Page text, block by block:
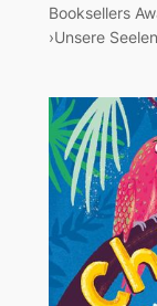
Booksellers
›Unsere